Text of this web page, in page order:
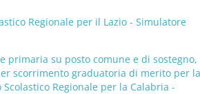
Regionale per il Lazio - Simulatore
primaria su posto comune e di sostegno,
scorrimento graduatoria di merito per la
Regionale per la Calabria -